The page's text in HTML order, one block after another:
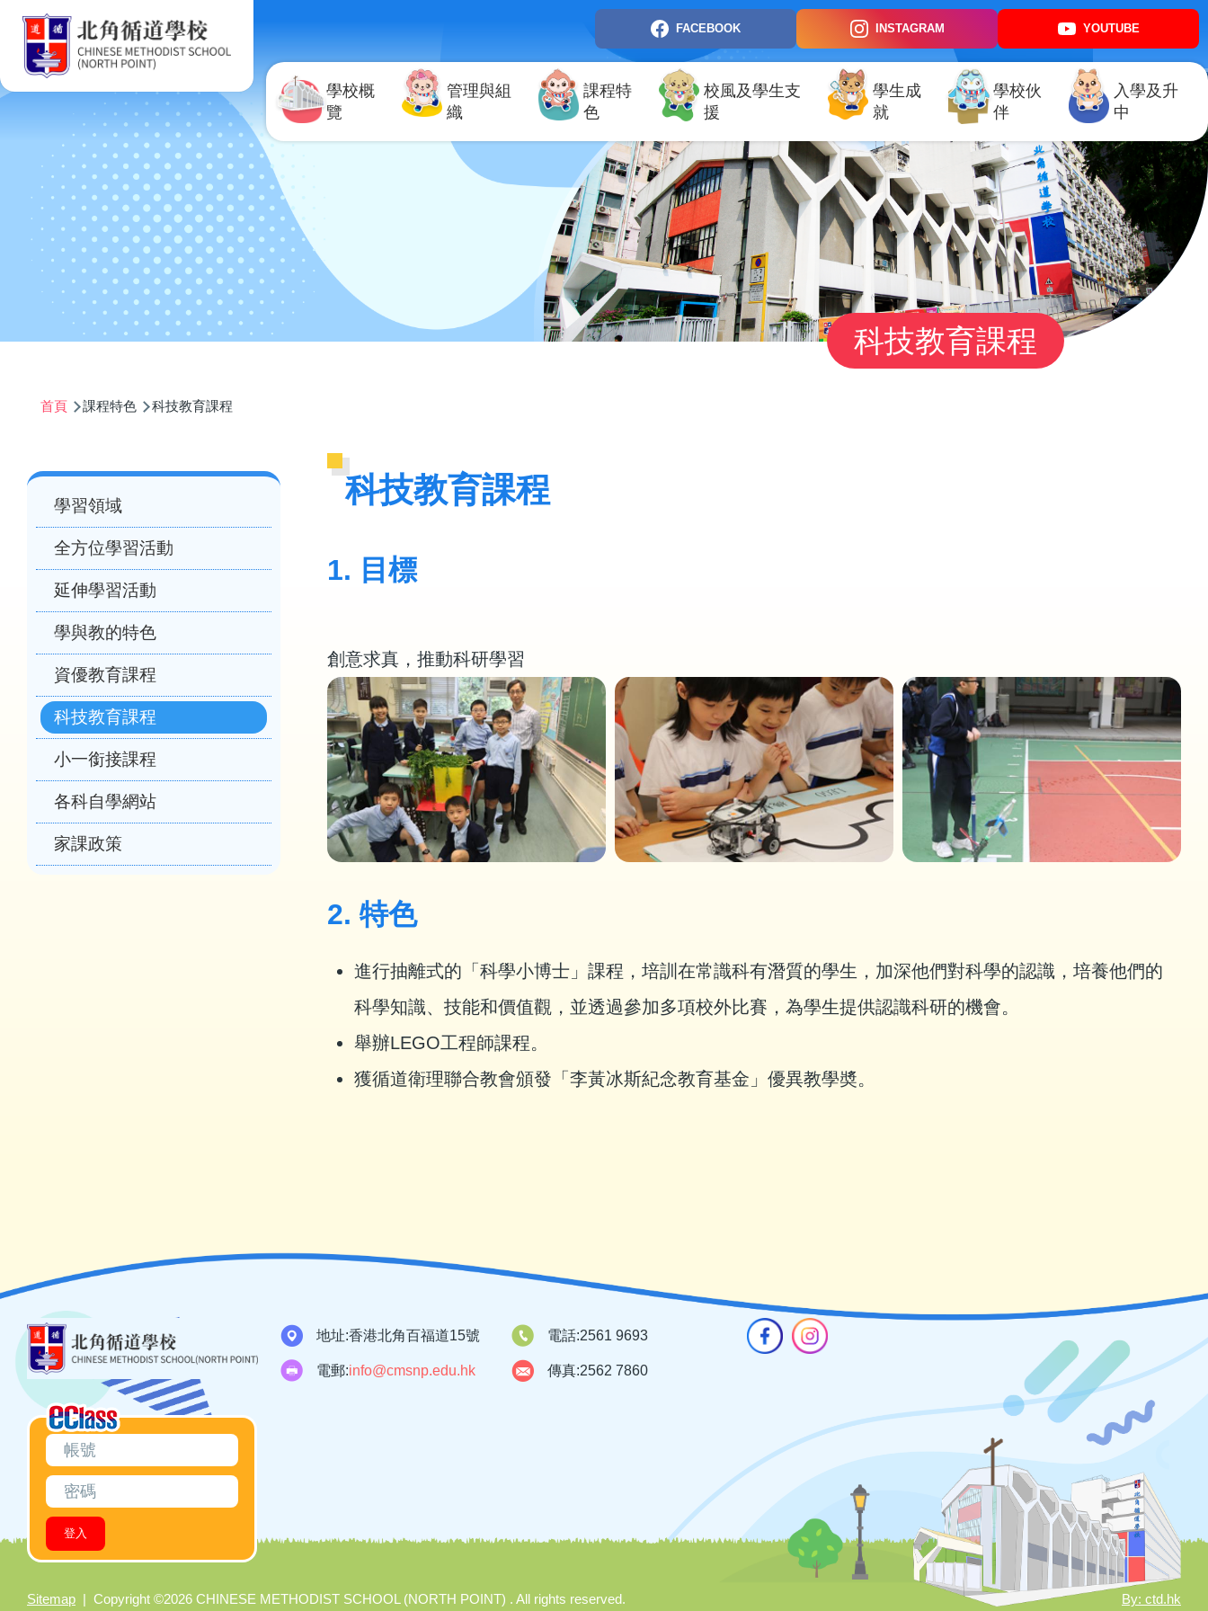
移至主內容
FACEBOOK INSTAGRAM YOUTUBE
學校概
覽
管理與組
織
課程特
色
校風及學生支
援
學生成
就
學校伙
伴
入學及升
中
科技教育課程
航
結
首頁 課程特色 科技教育課程
科技教育課程
1. 目標
創意求真，推動科研學習
2. 特色
進行抽離式的「科學小博士」課程，培訓在常識科有潛質的學生，加深他們對科學的認識，培養他們的
科學知識、技能和價值觀，並透過參加多項校外比賽，為學生提供認識科研的機會。
舉辦LEGO工程師課程。
獲循道衛理聯合教會頒發「李黃冰斯紀念教育基金」優異教學奬。
Main
navigation
學習領域
全方位學習活動
延伸學習活動
學與教的特色
資優教育課程
科技教育課程
小一銜接課程
各科自學網站
家課政策
地址:香港北角百福道15號 電話:2561 9693
電郵:info@cmsnp.edu.hk 傳真:2562 7860
Sitemap | Copyright ©2026 CHINESE METHODIST SCHOOL (NORTH POINT) . All rights reserved. By: ctd.hk